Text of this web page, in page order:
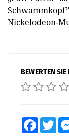
Nickelodeon-
BEWERTEN
Facebook